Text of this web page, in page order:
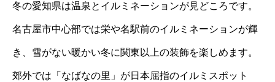
冬の愛知県は温泉とイルミネーションが見どころです。
名古屋市中心部では栄や名駅前のイルミネーションが輝
き、雪がない暖かい冬に関東以上の装飾を楽しめます。
郊外では「なばなの里」が日本屈指のイルミスポット